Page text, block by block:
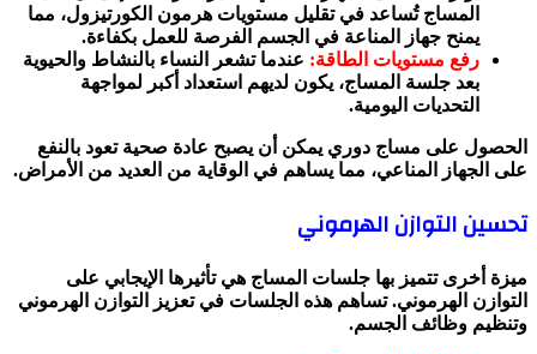
المساج تُساعد في تقليل مستويات هرمون الكورتيزول، مما
يمنح جهاز المناعة في الجسم الفرصة للعمل بكفاءة.
رفع مستويات الطاقة: عندما تشعر النساء بالنشاط والحيوية
بعد جلسة المساج، يكون لديهم استعداد أكبر لمواجهة
التحديات اليومية.
الحصول على مساج دوري يمكن أن يصبح عادة صحية تعود بالنفع
على الجهاز المناعي، مما يساهم في الوقاية من العديد من الأمراض.
تحسين التوازن الهرموني
ميزة أخرى تتميز بها جلسات المساج هي تأثيرها الإيجابي على
التوازن الهرموني. تساهم هذه الجلسات في تعزيز التوازن الهرموني
وتنظيم وظائف الجسم.